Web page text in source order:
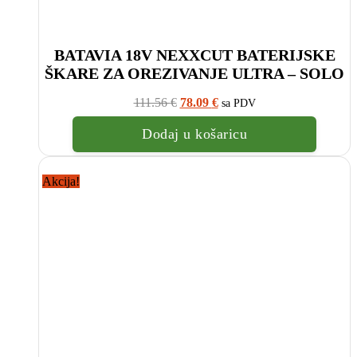
BATAVIA 18V NEXXCUT BATERIJSKE
ŠKARE ZA OREZIVANJE ULTRA – SOLO
111.56€ Izvorna
cijena
bila
111.56
78.09 €Trenutna
cijena
je:
€.
sa PDV
Dodaj u košaricu
Akcija!